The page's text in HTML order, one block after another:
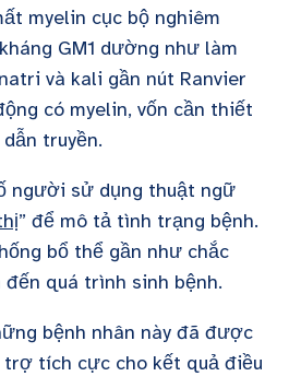
myelin cục bộ nghiêm
GM1 dường như làm
và kali gần nút Ranvier
có myelin, vốn cần thiết
truyền.
người sử dụng thuật ngữ
” để mô tả tình trạng bệnh.
bổ thể gần như chắc
đến quá trình sinh bệnh.
bệnh nhân này đã được
tích cực cho kết quả điều